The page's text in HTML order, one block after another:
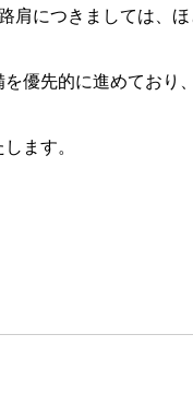
につきましては、
先的に進めており
ます。